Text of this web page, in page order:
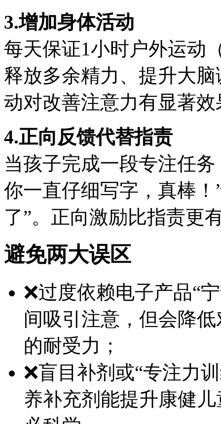
3.增加身体活动
每天保证1小时户外运动
释放多余精力、提升大
动对改善注意力有显著效
4.正向反馈代替指责
当孩子完成一段专注任
你一直仔细写字，真棒
了”。正向激励比指责更
避免两大误区
❌过度依赖电子产品“
间吸引注意，但会降
的耐受力；
❌盲目补剂或“专注力
养补充剂能提升康健